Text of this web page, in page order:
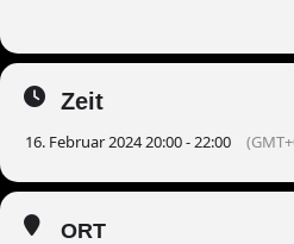
Zeit
16. Februar 2024 20:00 - 22:00
ORT